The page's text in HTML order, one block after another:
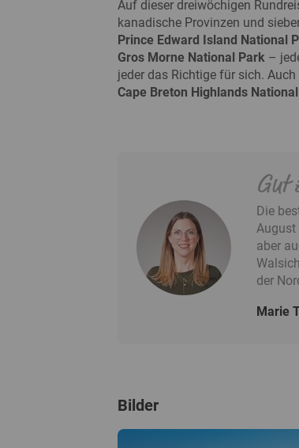
Auf dieser dreiwöchigen
kanadische Provinzen und
Prince Edward Island National
Gros Morne National Park–
jeder das Richtige für sich.
Cape Breton Highlands
Gut
Die
August
aber
der
Marie
Bilder